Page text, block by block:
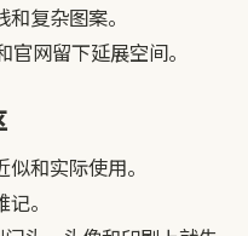
复杂图案。
网留下延展空间。
和实际使用。
。